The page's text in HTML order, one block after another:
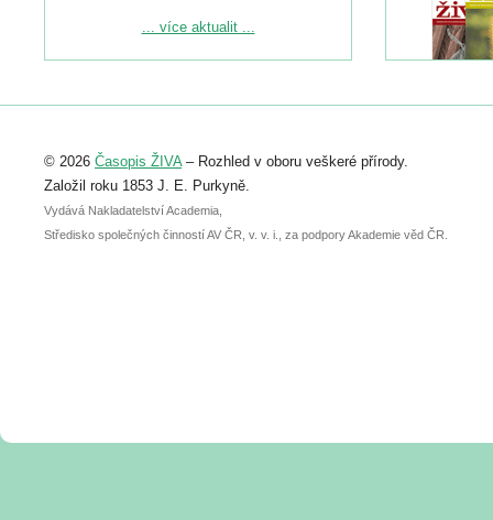
Podrobnější informace ke konferenci
Registrovat se můžete do 6. září.
abstraktu přihlášené přednášky nebo
posteru je už 30. června.
... více aktualit ...
© 2026 Časopis ŽIVA– Rozhled v oboru veškeré přírody.
Založil roku 1853 J. E. Purkyně.
Vydává Nakladatelství Academia,
Středisko společných činností AV ČR, v. v. i., za podpory Akademie věd ČR.